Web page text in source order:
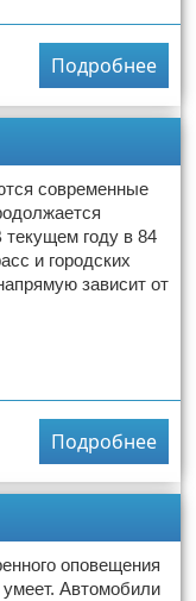
Подробнее
современные
текущем году в 84
и городских
зависит от
Подробнее
оповещения
Автомобили